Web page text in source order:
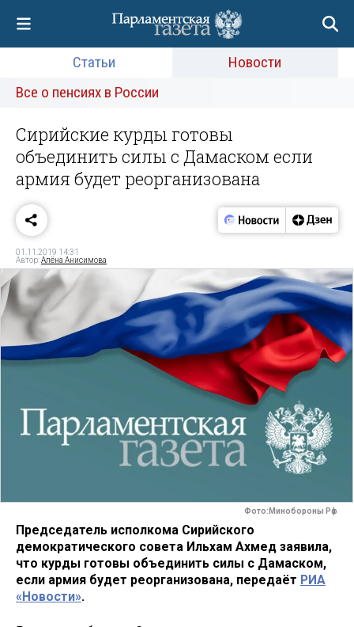
Статьи
Новости
Все о пенсиях в России
Сирийские курды готовы
объединить силы с Дамаском если
армия будет реорганизована
01.11.2019 14:31
Автор:Алёна Анисимова
Фото:Минобороны Рф
Председатель исполкома Сирийского
демократического совета Ильхам Ахмед заявила,
что курды готовы объединить силы с Дамаском,
если армия будет реорганизована, передаёт РИА
«Новости».